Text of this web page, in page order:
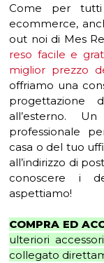
Come per
ecommerce,
out noi di Mes
reso facile e
miglior prezzo
offriamo una
progettazione
all’esterno.
professionale
casa o del tuo
all’indirizzo di
conoscere i
aspettiamo!
COMPRA ED
ulteriori
collegato